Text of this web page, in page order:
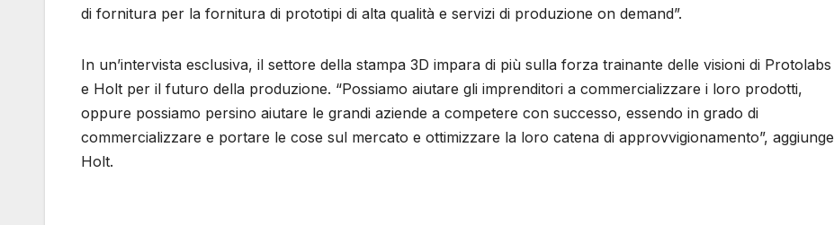
di fornitura per la fornitura di prototipi di alta qualità e servizi di produzione on demand”.
In un’intervista esclusiva, il settore della stampa 3D impara di più sulla forza trainante delle visioni di Protolabs
e Holt per il futuro della produzione. “Possiamo aiutare gli imprenditori a commercializzare i loro prodotti,
oppure possiamo persino aiutare le grandi aziende a competere con successo, essendo in grado di
commercializzare e portare le cose sul mercato e ottimizzare la loro catena di approvvigionamento”, aggiunge
Holt.